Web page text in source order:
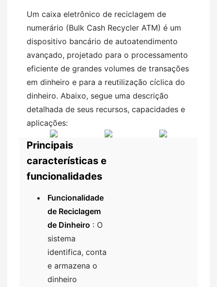
Um caixa eletrônico de reciclagem de
numerário (Bulk Cash Recycler ATM) é um
dispositivo bancário de autoatendimento
avançado, projetado para o processamento
eficiente de grandes volumes de transações
em dinheiro e para a reutilização cíclica do
dinheiro. Abaixo, segue uma descrição
detalhada de seus recursos, capacidades e
aplicações:
Principais
características e
funcionalidades
Funcionalidade
de Reciclagem
de Dinheiro : O
sistema
identifica, conta
e armazena o
dinheiro